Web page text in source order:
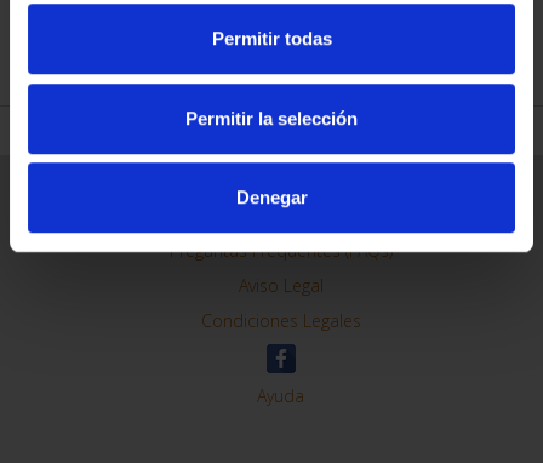
Permitir todas
Permitir la selección
Denegar
REFINAR
Información General
Contacto
Preguntas Frequentes (FAQs)
Aviso Legal
Condiciones Legales
Ayuda